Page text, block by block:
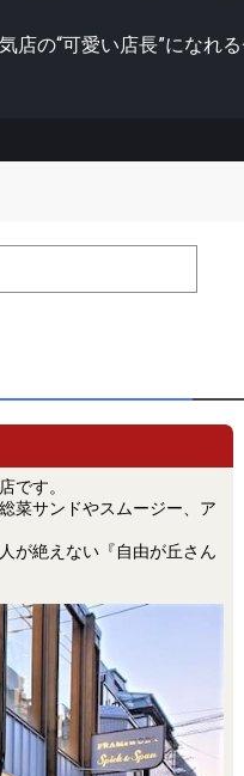
店の“可愛い店長”になれ
Please refrain from
です。
菜サンドやスムージー、ア
が絶えない『自由が丘さん